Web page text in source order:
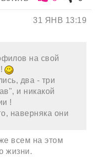
31 ЯНВ 13:19
на свой
!
два - три
и никакой
!
наверняка они
всем на этом
жизни.